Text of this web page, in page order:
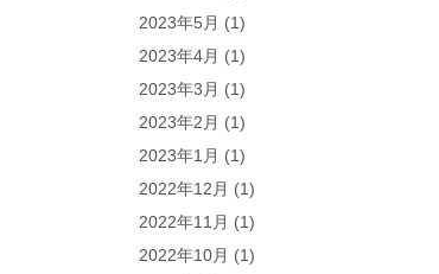
2023年5月 (1)
2023年4月 (1)
2023年3月 (1)
2023年2月 (1)
2023年1月 (1)
2022年12月 (1)
2022年11月 (1)
2022年10月 (1)